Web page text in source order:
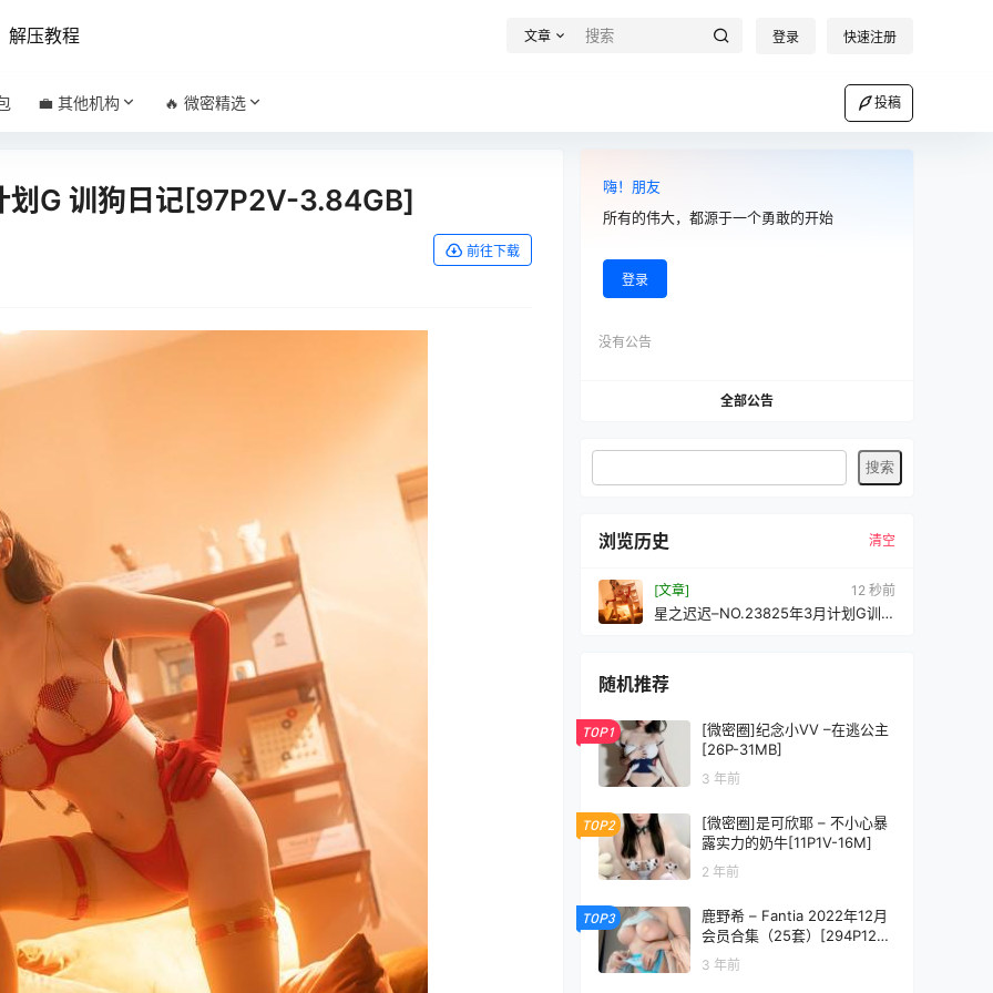
解压教程 文章 登录 快速注册
💼 其他机构 🔥 微密精选 投稿
划G 训狗日记[97P2V-3.84GB]
前往下载
嗨！朋友
所有的伟大，都源于一个勇敢的开始
登录
没有公告
全部公告
浏览历史 清空
[文章] 13 秒前
星之迟迟–NO.23825年3月计划G训狗
随机推荐
TOP1
[微密圈]纪念小VV –在逃公主
[26P-31MB]
3 年前
TOP2
[微密圈]是可欣耶 – 不小心暴
露实力的奶牛[11P1V-16M]
2 年前
TOP3
鹿野希 – Fantia 2022年12月
会员合集（25套）[294P12V-
2.26GB]
3 年前